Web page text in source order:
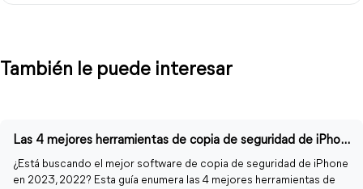
También le puede interesar
Las 4 mejores herramientas de copia de seguridad de iPhone para Windows PC/Mac en 2023,2022
¿Está buscando el mejor software de copia de seguridad de iPhone
en 2023, 2022? Esta guía enumera las 4 mejores herramientas de